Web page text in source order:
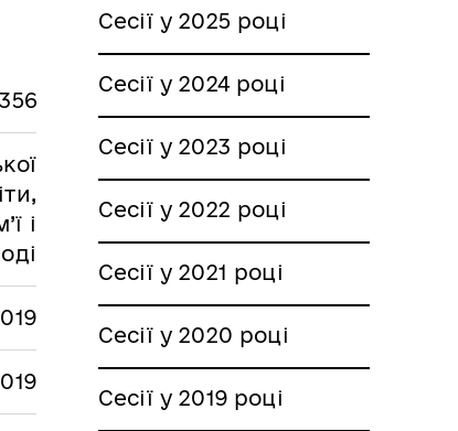
356
і
Сесії у 2025 році
Сесії у 2024 році
Сесії у 2023 році
Сесії у 2022 році
Сесії у 2021 році
Сесії у 2020 році
Сесії у 2019 році